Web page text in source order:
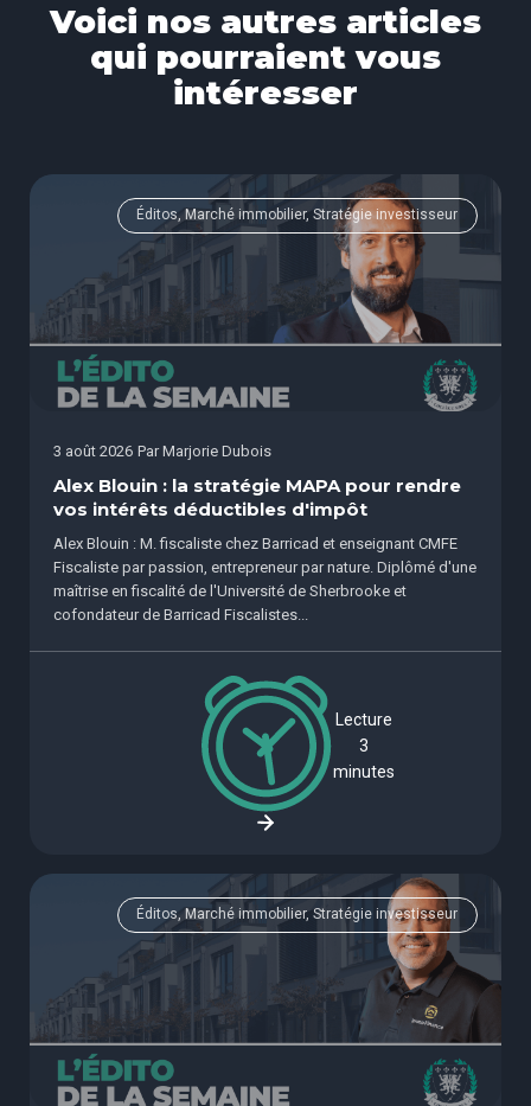
Voici nos autres articles
qui pourraient vous
intéresser
Éditos, Marché immobilier, Stratégie investisseur
3 août 2026 Par Marjorie Dubois
Alex Blouin : la stratégie MAPA pour rendre
vos intérêts déductibles d'impôt
Alex Blouin : M. fiscaliste chez Barricad et enseignant CMFE
Fiscaliste par passion, entrepreneur par nature. Diplômé d'une
maîtrise en fiscalité de l'Université de Sherbrooke et
cofondateur de Barricad Fiscalistes...
Lecture
3
minutes
Éditos, Marché immobilier, Stratégie investisseur